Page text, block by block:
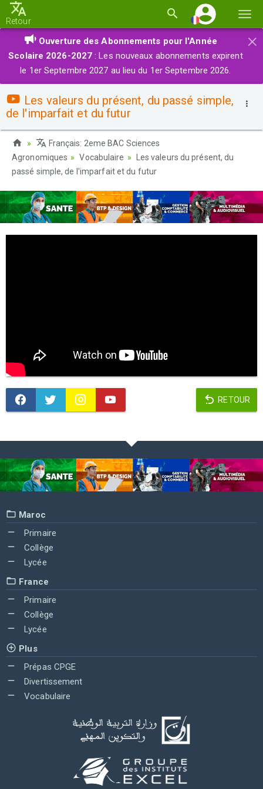
la
Retour
×
Ouverture des Abonnements pour l'Année
Scolaire 2026-2027 : Les nouveaux abonnements expirent
le 1er Septembre 2027 au lieu du 1er Septembre 2026.
Les valeurs du présent, du passé simple,
de l'imparfait et du futur
Français: 2eme BAC Sciences
Agronomiques
Vocabulaire
Les valeurs du présent, du
passé simple, de l'imparfait et du futur
RETOUR
Maroc
Primaire
Collège
Lycée
France
Primaire
Collège
Lycée
Plus
Prépas CPGE
Divertissement
Vocabulaire